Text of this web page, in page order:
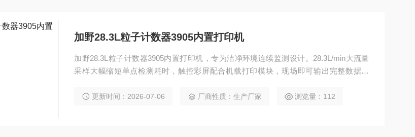
加野28.3L粒子计数器3905内置打印机
加野28.3L粒子计数器3905内置打印机，专为洁净环境连续监测设计。28.3L/min大流量
采样大幅缩短单点检测耗时，触控彩屏配合机载打印模块，现场即可输出完整数据报
常巡检与合规验证。
更新时间：2026-07-06 厂商性质：生产厂家 浏览量：112